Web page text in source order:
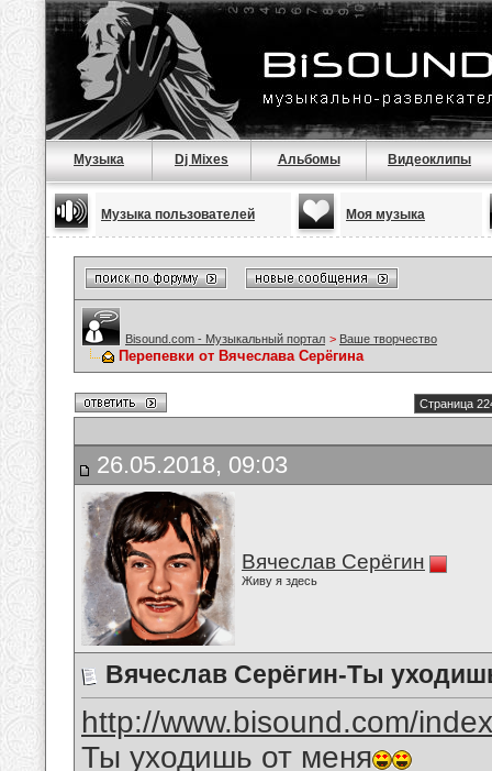
Музыка Dj Mixes Альбомы Видеоклипы
Музыка пользователей Моя музыка
Bisound.com - Музыкальный портал > Ваше творчество
Перепевки от Вячеслава Серёгина
Страница
26.05.2018, 09:03
Вячеслав Серёгин
Живу я здесь
Вячеслав Серёгин-Ты
http://www.bisound.com/
Ты уходишь от меня